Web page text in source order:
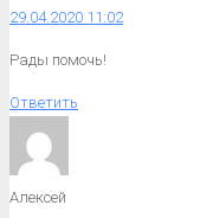
29.04.2020 11:02
Рады помочь!
Ответить
Алексей